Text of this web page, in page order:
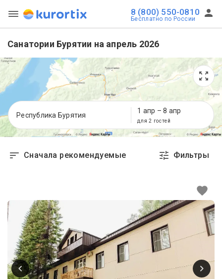
8 (800) 550-0810
Бесплатно по России
Санатории Бурятии на апрель 2026
Республика Бурятия
1 апр – 8 апр
для 2 гостей
Сначала рекомендуемые Фильтры